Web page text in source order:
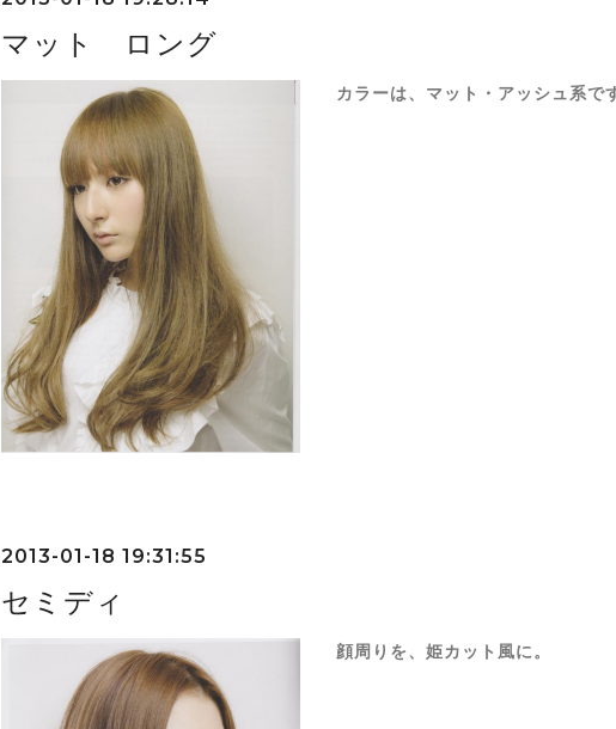
マット ロング
カラーは、マット・アッシュ系で
2013-01-18 19:31:55
セミディ
顔周りを、姫カット風に。